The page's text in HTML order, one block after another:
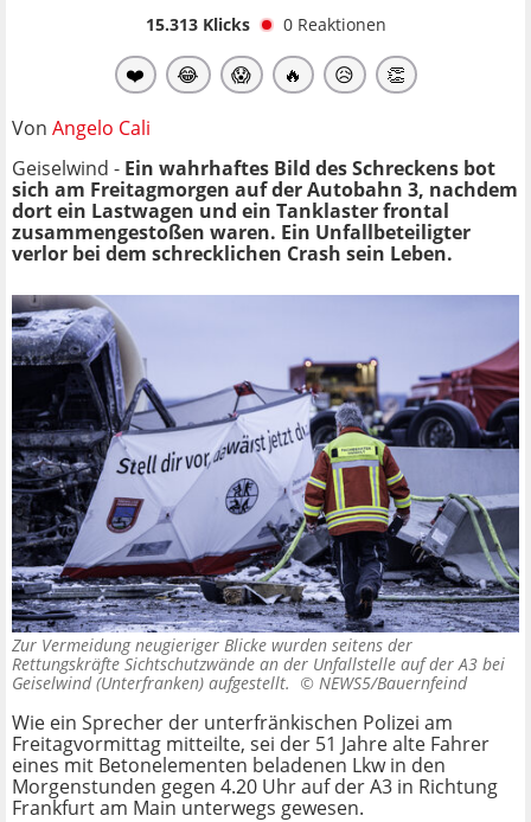
15.313Klicks 0 Reaktionen
❤️ 😂 😱 🔥 😥 👏
Von Angelo Cali
Geiselwind - Ein wahrhaftes Bild des Schreckens bot
sich am Freitagmorgen auf der Autobahn 3, nachdem
dort ein Lastwagen und ein Tanklaster frontal
zusammengestoßen waren. Ein Unfallbeteiligter
verlor bei dem schrecklichen Crash sein Leben.
Zur Vermeidung neugieriger Blicke wurden seitens der
Rettungskräfte Sichtschutzwände an der Unfallstelle auf der A3 bei
Geiselwind (Unterfranken) aufgestellt. © NEWS5/Bauernfeind
Wie ein Sprecher der unterfränkischen Polizei am
Freitagvormittag mitteilte, sei der 51 Jahre alte Fahrer
eines mit Betonelementen beladenen Lkw in den
Morgenstunden gegen 4.20 Uhr auf der A3 in Richtung
Frankfurt am Main unterwegs gewesen.